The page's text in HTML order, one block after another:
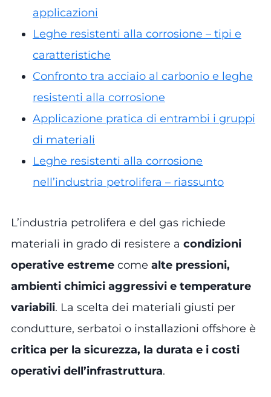
applicazioni
Leghe resistenti alla corrosione – tipi e
caratteristiche
Confronto tra acciaio al carbonio e leghe
resistenti alla corrosione
Applicazione pratica di entrambi i gruppi
di materiali
Leghe resistenti alla corrosione
nell’industria petrolifera – riassunto
L’industria petrolifera e del gas richiede
materiali in grado di resistere a condizioni
operative estreme come alte pressioni,
ambienti chimici aggressivi e temperature
variabili. La scelta dei materiali giusti per
condutture, serbatoi o installazioni offshore è
critica per la sicurezza, la durata e i costi
operativi dell’infrastruttura.